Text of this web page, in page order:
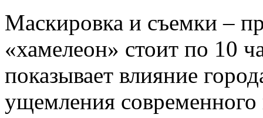
Маскировка и съемки –
«хамелеон» стоит по 10
показывает влияние
ущемления современного